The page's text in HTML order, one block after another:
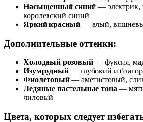
Насыщенный синий — электрик,
королевский синий
Яркий красный — алый,
Дополнительные оттенки:
Холодный розовый — фуксия,
Изумрудный — глубокий и
Фиолетовый — аметистовый,
Ледяные пастельные тона —
лиловый
Цвета, которых следует